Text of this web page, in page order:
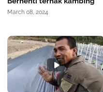
March 08, 2024